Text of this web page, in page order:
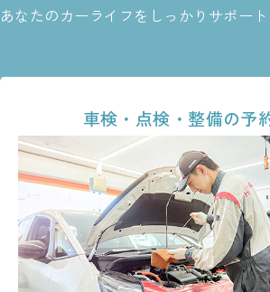
あなたのカーライフをしっかりサポート
車検・点検・整備の予